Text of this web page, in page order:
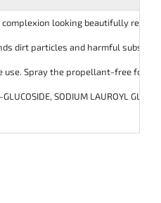
complexion looking beautifully
dirt particles and harmful
use. Spray the propellant-free foam
GLUCOSIDE, SODIUM LAUROYL